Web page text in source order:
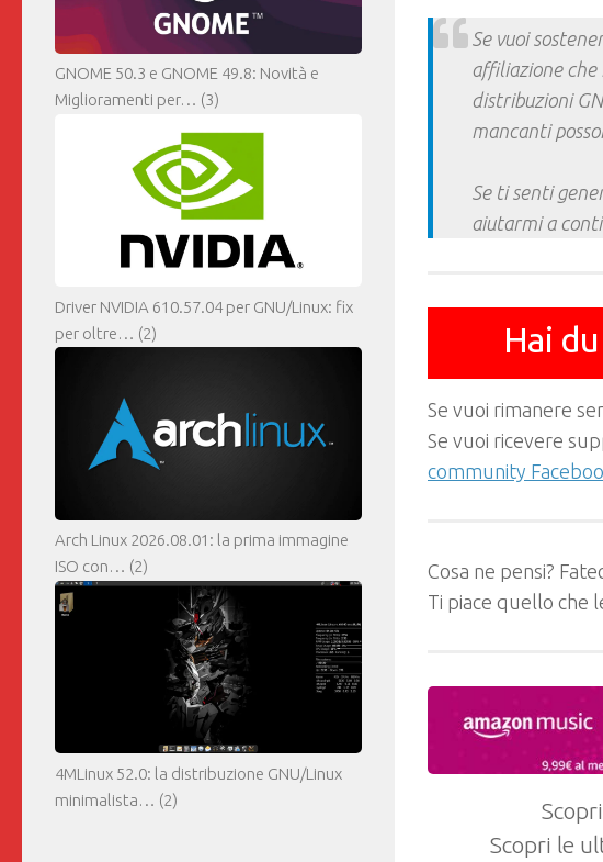
Se vuoi
affiliazione che
distribuzioni
mancanti
Se ti senti
aiutarmi a
Hai
Se vuoi rimanere
Se vuoi ricevere
community
Cosa ne pensi?
Ti piace quello che
Scopri le
GNOME 50.3 e GNOME 49.8: Novità e
Miglioramenti per… (3)
Driver NVIDIA 610.57.04 per GNU/Linux: fix
per oltre… (2)
Arch Linux 2026.08.01: la prima immagine
ISO con… (2)
4MLinux 52.0: la distribuzione GNU/Linux
minimalista… (2)